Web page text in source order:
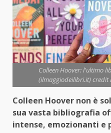
Colleen Hoover: l'ultimo
(ilmaggiodeilibri.it) credit
Colleen Hoover non è
sua vasta bibliografia
intense, emozionanti e